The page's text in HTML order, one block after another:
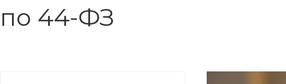
по 44-ФЗ